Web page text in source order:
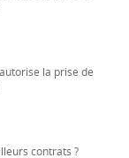
la prise de
contrats ?